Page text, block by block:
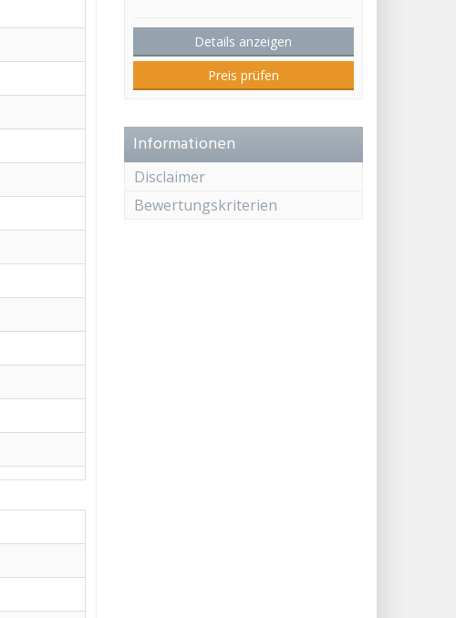
Details anzeigen
Preis prüfen
Informationen
Disclaimer
Bewertungskriterien